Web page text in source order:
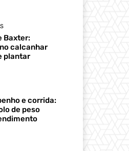
Baxter:
calcanhar
plantar
e corrida:
de peso